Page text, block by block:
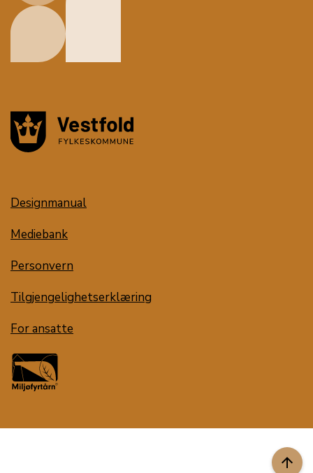
arrow_upward
Designmanual
Mediebank
Personvern
Tilgjengelighetserklæring
For ansatte